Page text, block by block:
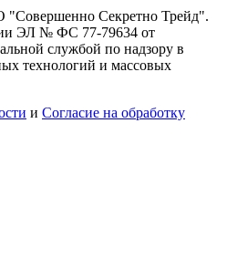
Секретно Трейд".
ЭЛ № ФС 77-79634 от
службой по надзору в
технологий и массовых
и Согласие на обработку